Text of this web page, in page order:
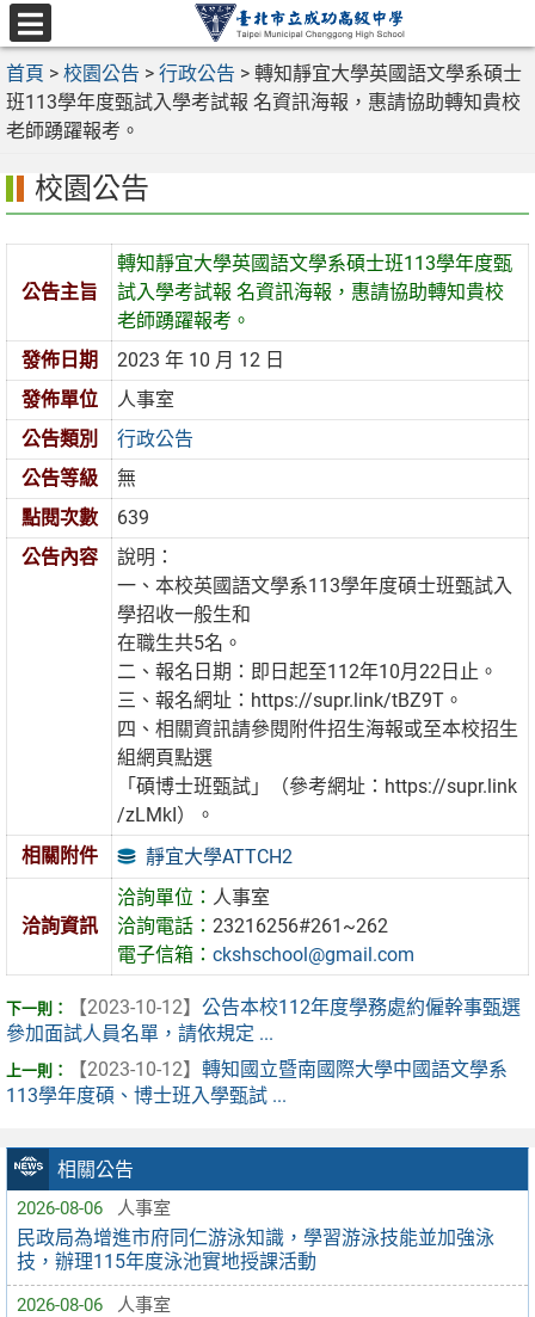
跳
至
主
要
內
選
單
首頁 > 校園公告 > 行政公告 > 轉知靜宜大學英國語文學系碩士
班113學年度甄試入學考試報 名資訊海報，惠請協助轉知貴校
老師踴躍報考。
相關公告
2026-08-06 人事室
民政局為增進市府同仁游泳知識，學習游泳技能並加強泳
技，辦理115年度泳池實地授課活動
2026-08-06 人事室
校園公告
公告主旨
轉知靜宜大學英國語文學系碩士班113學年度甄
試入學考試報 名資訊海報，惠請協助轉知貴校
老師踴躍報考。
發佈日期
2023 年 10 月 12 日
發佈單位
人事室
公告類別
行政公告
公告等級
無
點閱次數
639
公告內容
說明：
一、本校英國語文學系113學年度碩士班甄試入
學招收一般生和
在職生共5名。
二、報名日期：即日起至112年10月22日止。
三、報名網址：https://supr.link/tBZ9T。
四、相關資訊請參閱附件招生海報或至本校招生
組網頁點選
「碩博士班甄試」（參考網址：https://supr.link
/zLMkI）。
相關附件
靜宜大學ATTCH2
洽詢資訊
洽詢單位： 人事室
洽詢電話：23216256#261~262
電子信箱：ckshschool@gmail.com
【2023-10-12】 公告本校112年度學務處約僱幹事甄選
參加面試人員名單，請依規定 ...
【2023-10-12】 轉知國立暨南國際大學中國語文學系
113學年度碩、博士班入學甄試 ...